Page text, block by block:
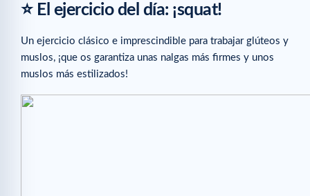
⭐️ El ejercicio del día: ¡squat!
Un ejercicio clásico e imprescindible para trabajar glúteos y
muslos, ¡que os garantiza unas nalgas más firmes y unos
muslos más estilizados!